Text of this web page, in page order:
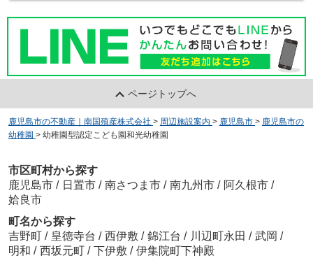
ページトップへ
鹿児島市の不動産｜南国殖産株式会社 > 周辺施設案内 > 鹿児島市 > 鹿児島市の
幼稚園 > 幼稚園型認定こども園和光幼稚園
市区町村から探す
鹿児島市 / 日置市 / 南さつま市 / 南九州市 / 阿久根市 /
姶良市
町名から探す
吉野町 / 皇徳寺台 / 西伊敷 / 錦江台 / 川辺町永田 / 武岡 /
明和 / 西坂元町 / 下伊敷 / 伊集院町下神殿